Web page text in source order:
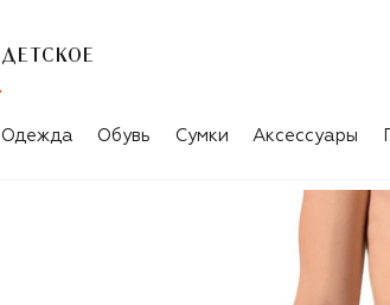
ДЕТСКОЕ
Одежда Обувь Сумки Аксессуары